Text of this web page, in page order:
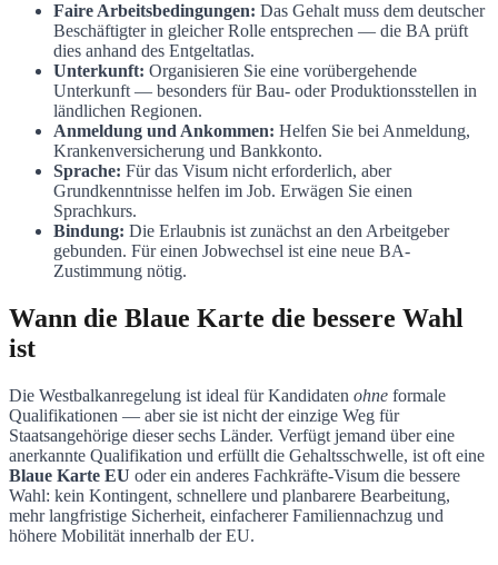
Faire Arbeitsbedingungen: Das Gehalt muss dem deutscher
Beschäftigter in gleicher Rolle entsprechen — die BA prüft
dies anhand des Entgeltatlas.
Unterkunft: Organisieren Sie eine vorübergehende
Unterkunft — besonders für Bau- oder Produktionsstellen in
ländlichen Regionen.
Anmeldung und Ankommen: Helfen Sie bei Anmeldung,
Krankenversicherung und Bankkonto.
Sprache: Für das Visum nicht erforderlich, aber
Grundkenntnisse helfen im Job. Erwägen Sie einen
Sprachkurs.
Bindung: Die Erlaubnis ist zunächst an den Arbeitgeber
gebunden. Für einen Jobwechsel ist eine neue BA-
Zustimmung nötig.
Wann die Blaue Karte die bessere Wahl
ist
Die Westbalkanregelung ist ideal für Kandidaten ohne formale
Qualifikationen — aber sie ist nicht der einzige Weg für
Staatsangehörige dieser sechs Länder. Verfügt jemand über eine
anerkannte Qualifikation und erfüllt die Gehaltsschwelle, ist oft eine
Blaue Karte EU oder ein anderes Fachkräfte-Visum die bessere
Wahl: kein Kontingent, schnellere und planbarere Bearbeitung,
mehr langfristige Sicherheit, einfacherer Familiennachzug und
höhere Mobilität innerhalb der EU.